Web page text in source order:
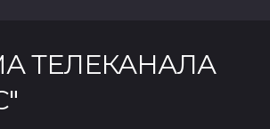
ТЕЛЕКАНАЛА